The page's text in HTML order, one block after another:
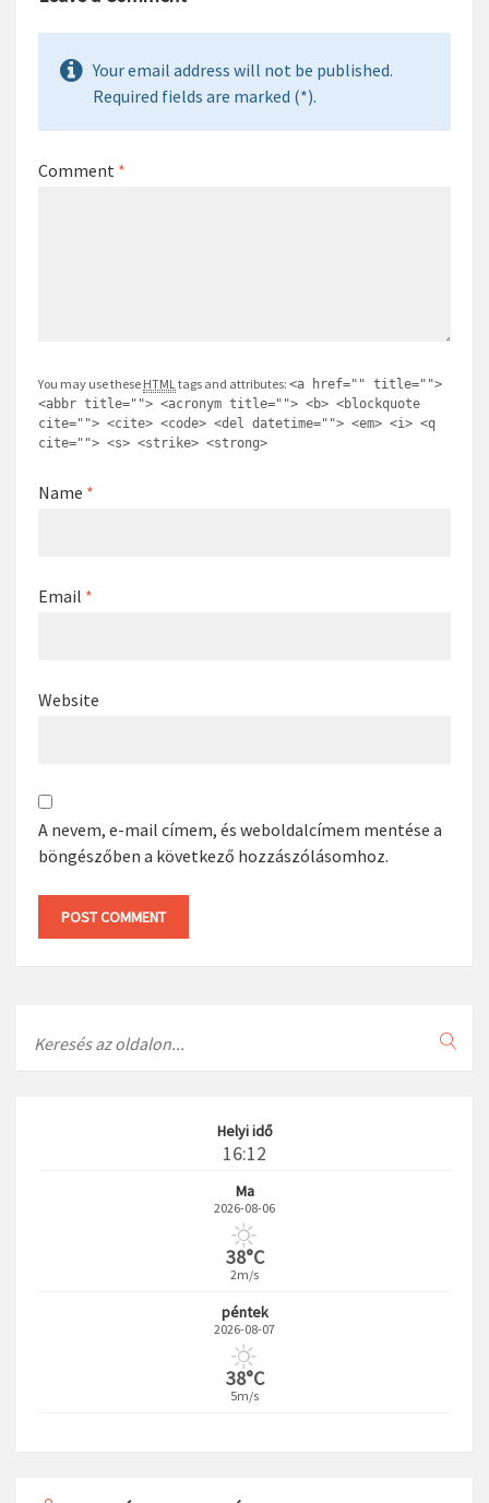
Your email address will not be published.
Required fields are marked (*).
Comment *
You may use these HTML tags and attributes: <a href="" title="">
<abbr title=""> <acronym title=""> <b> <blockquote
cite=""> <cite> <code> <del datetime=""> <em> <i> <q
cite=""> <s> <strike> <strong>
Name *
Email *
Website
A nevem, e-mail címem, és weboldalcímem mentése a
böngészőben a következő hozzászólásomhoz.
Helyi idő
16:12
Ma
2026-08-06
38°C
2m/s
péntek
2026-08-07
38°C
5m/s